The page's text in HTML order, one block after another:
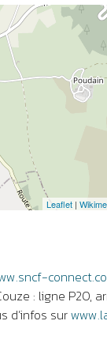
Leaflet|
: ligne P20,
d’infos sur